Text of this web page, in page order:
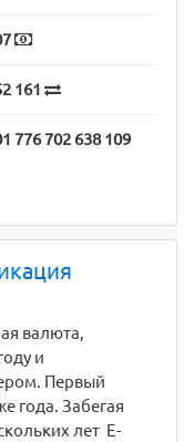
161
776 702 638 109
валюта,
и
Первый
года. Забегая
лет E-